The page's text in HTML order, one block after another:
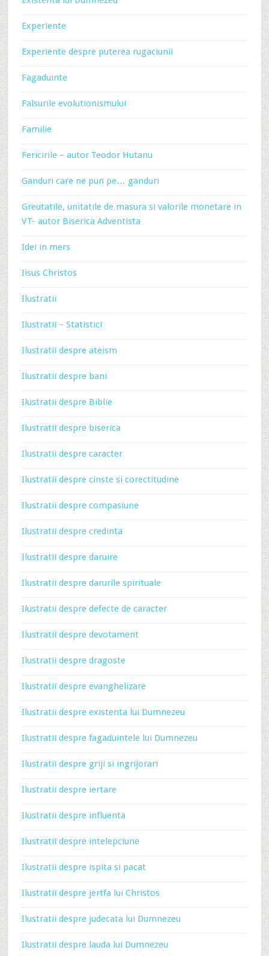
Experiente
Experiente despre puterea rugaciunii
Fagaduinte
Falsurile evolutionismului
Familie
Fericirile – autor Teodor Hutanu
Ganduri care ne pun pe… ganduri
Greutatile, unitatile de masura si valorile monetare in
VT- autor Biserica Adventista
Idei in mers
Iisus Christos
Ilustratii
Ilustratii – Statistici
Ilustratii despre ateism
Ilustratii despre bani
Ilustratii despre Biblie
Ilustratii despre biserica
Ilustratii despre caracter
Ilustratii despre cinste si corectitudine
Ilustratii despre compasiune
Ilustratii despre credinta
Ilustratii despre daruire
Ilustratii despre darurile spirituale
Ilustratii despre defecte de caracter
Ilustratii despre devotament
Ilustratii despre dragoste
Ilustratii despre evanghelizare
Ilustratii despre existenta lui Dumnezeu
Ilustratii despre fagaduintele lui Dumnezeu
Ilustratii despre griji si ingrijorari
Ilustratii despre iertare
Ilustratii despre influenta
Ilustratii despre intelepciune
Ilustratii despre ispita si pacat
Ilustratii despre jertfa lui Christos
Ilustratii despre judecata lui Dumnezeu
Ilustratii despre lauda lui Dumnezeu